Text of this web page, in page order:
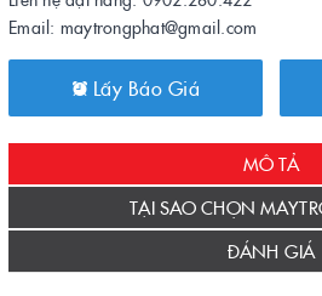
Email: maytrongphat@gmail.com
Lấy Báo Giá
MÔ TẢ
TẠI SAO CHỌN
ĐÁNH GIÁ